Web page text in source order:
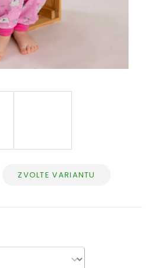
Měrná
ZVOLTE VARIANTU